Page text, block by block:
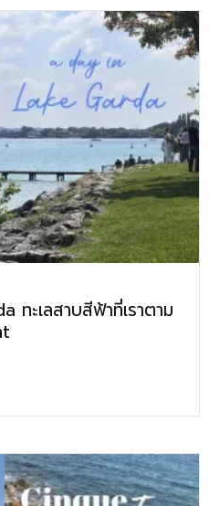
ทะเลสาบสีฟ้าที่เราตาม